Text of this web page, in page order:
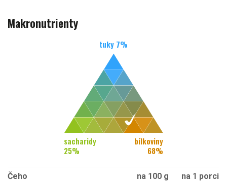
Makronutrienty
tuky 7%
sacharidy
25%
bílkoviny
68%
Čeho na 100 g
na 1 porci